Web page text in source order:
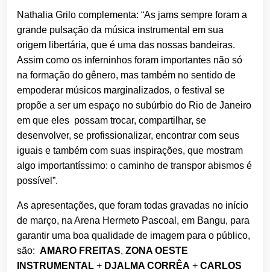
Nathalia Grilo complementa: “As jams sempre foram a
grande pulsação da música instrumental em sua
origem libertária, que é uma das nossas bandeiras.
Assim como os inferninhos foram importantes não só
na formação do gênero, mas também no sentido de
empoderar músicos marginalizados, o festival se
propõe a ser um espaço no subúrbio do Rio de Janeiro
em que eles possam trocar, compartilhar, se
desenvolver, se profissionalizar, encontrar com seus
iguais e também com suas inspirações, que mostram
algo importantíssimo: o caminho de transpor abismos é
possível”.
As apresentações, que foram todas gravadas no início
de março, na Arena Hermeto Pascoal, em Bangu, para
garantir uma boa qualidade de imagem para o público,
são: AMARO FREITAS, ZONA OESTE
INSTRUMENTAL + DJALMA CORRÊA + CARLOS